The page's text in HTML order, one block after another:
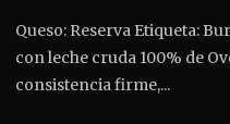
Queso: Reserva Etiqueta:
con leche cruda 100% de
consistencia firme,...